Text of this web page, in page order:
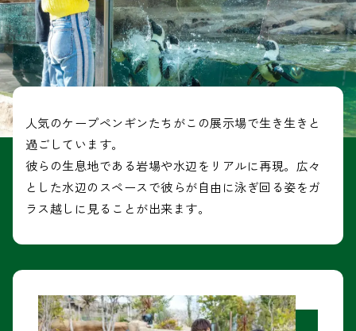
人気のケープペンギンたちがこの展示場で生き生きと
過ごしています。
彼らの生息地である岩場や水辺をリアルに再現。広々
とした水辺のスペースで彼らが自由に泳ぎ回る姿をガ
ラス越しに見ることが出来ます。